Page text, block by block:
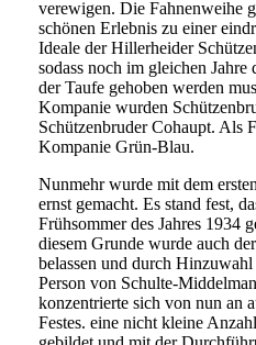
verewigen. Die Fahnenweihe
schönen Erlebnis zu einer
Ideale der Hillerheider
sodass noch im gleichen
der Taufe gehoben werden
Kompanie wurden
Schützenbruder Cohaupt. Als
Kompanie Grün-Blau.
Nunmehr wurde mit dem
ernst gemacht. Es stand fest,
Frühsommer des Jahres 1934
diesem Grunde wurde auch
belassen und durch
Person von Schulte-
konzentrierte sich von nun an
Festes. eine nicht kleine